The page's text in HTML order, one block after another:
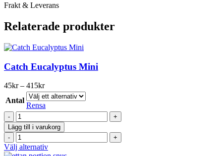
Frakt & Leverans
Relaterade produkter
Catch Eucalyptus Mini
45kr – 415krPrisintervall:
45kr
till
415kr
Antal
Rensa
Catch
Eucalyptus
Mini
mängd
Lägg till i varukorg
Catch
Eucalyptus
Mini
Välj alternativDen